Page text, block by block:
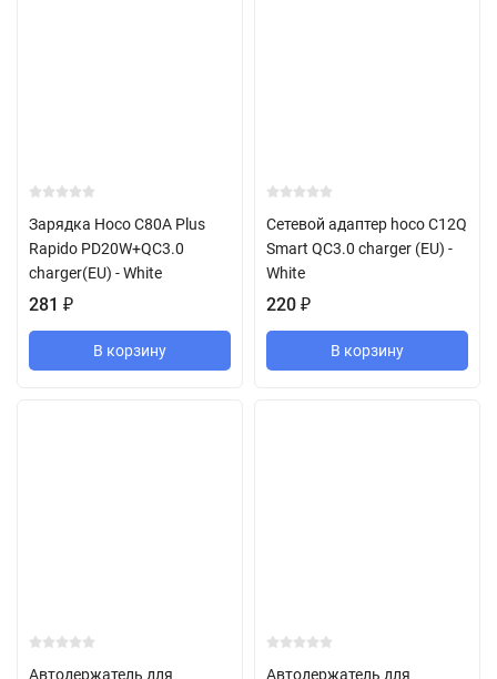
Зарядка Hoco C80A Plus
Rapido PD20W+QC3.0
charger(EU) - White
281 ₽
В корзину
Сетевой адаптер hoco C12Q
Smart QC3.0 charger (EU) -
White
220 ₽
В корзину
Автодержатель для
Автодержатель для